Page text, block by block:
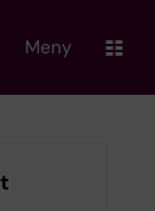
Meny